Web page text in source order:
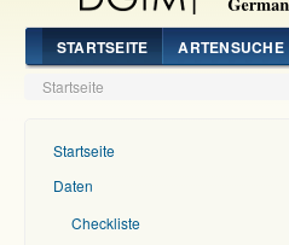
STARTSEITE ARTENSUCHE
Startseite
Startseite
Daten
Checkliste